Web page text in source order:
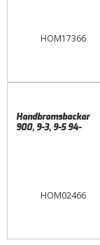
HOM17366
HOM02466
Handbromsbackar
900, 9-3, 9-5 94-